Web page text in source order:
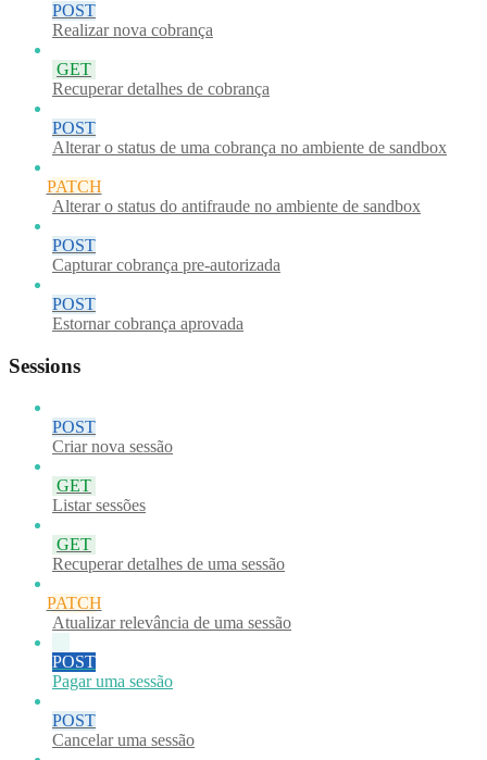
POST
Realizar nova cobrança
GET
Recuperar detalhes de cobrança
POST
Alterar o status de uma cobrança no ambiente de sandbox
PATCH
Alterar o status do antifraude no ambiente de sandbox
POST
Capturar cobrança pre-autorizada
POST
Estornar cobrança aprovada
Sessions
POST
Criar nova sessão
GET
Listar sessões
GET
Recuperar detalhes de uma sessão
PATCH
Atualizar relevância de uma sessão
POST
Pagar uma sessão
POST
Cancelar uma sessão